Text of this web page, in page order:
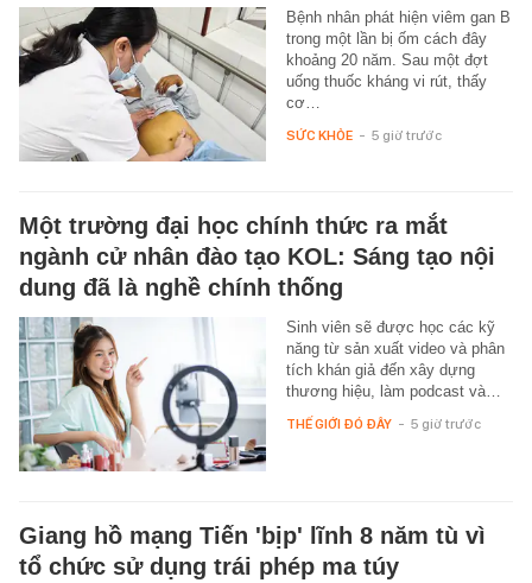
Bệnh nhân phát hiện viêm gan B
trong một lần bị ốm cách đây
khoảng 20 năm. Sau một đợt
uống thuốc kháng vi rút, thấy
cơ…
SỨC KHỎE - 5 giờ trước
Một trường đại học chính thức ra mắt
ngành cử nhân đào tạo KOL: Sáng tạo nội
dung đã là nghề chính thống
Sinh viên sẽ được học các kỹ
năng từ sản xuất video và phân
tích khán giả đến xây dựng
thương hiệu, làm podcast và…
THẾ GIỚI ĐÓ ĐÂY - 5 giờ trước
Giang hồ mạng Tiến 'bịp' lĩnh 8 năm tù vì
tổ chức sử dụng trái phép ma túy